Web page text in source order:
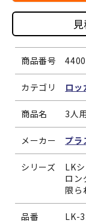
商品番号
カテゴリ ロッ
商品名 3人
メーカー プラ
シリーズ
LK
ロン
限ら
品番 LK-